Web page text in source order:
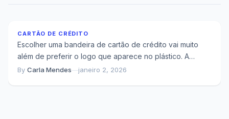
CARTÃO DE CRÉDITO
Escolher uma bandeira de cartão de crédito vai muito
além de preferir o logo que aparece no plástico. A
decisão influencia diretamente...
By Carla Mendes—janeiro 2, 2026